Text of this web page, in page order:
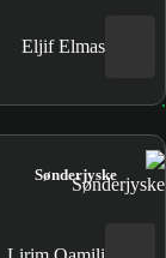
Eljif Elmas
Sønderjyske